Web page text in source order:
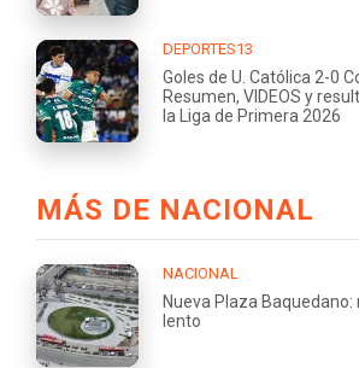
DEPORTES13
Goles de U. Católica 2-0
Resumen, VIDEOS y
la Liga de Primera 2026
MÁS DE NACIONAL
NACIONAL
Nueva Plaza
lento